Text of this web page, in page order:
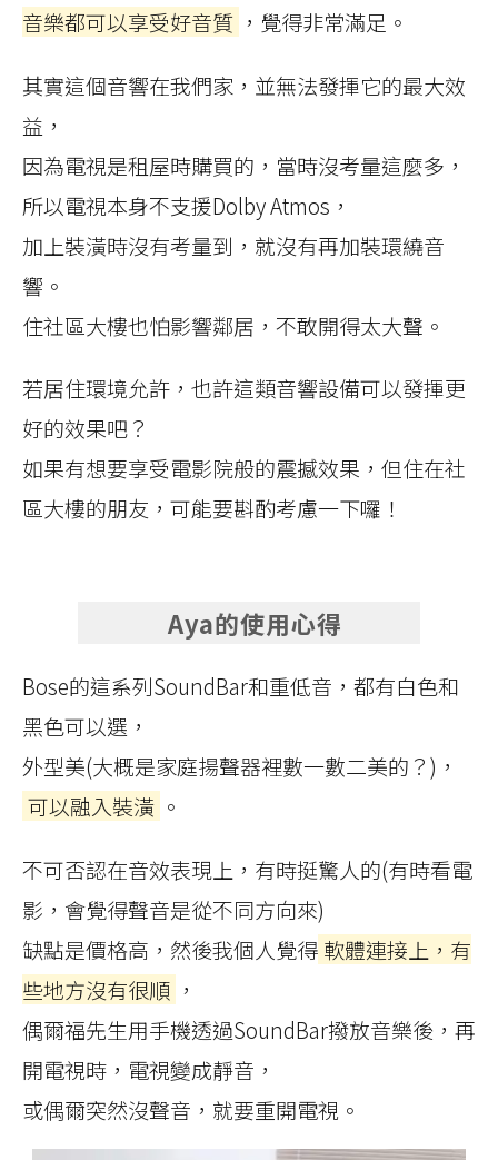
音樂都可以享受好音質 ，覺得非常滿足。
其實這個音響在我們家，並無法發揮它的最大效
益，
因為電視是租屋時購買的，當時沒考量這麼多，
所以電視本身不支援Dolby Atmos，
加上裝潢時沒有考量到，就沒有再加裝環繞音
響。
住社區大樓也怕影響鄰居，不敢開得太大聲。
若居住環境允許，也許這類音響設備可以發揮更
好的效果吧？
如果有想要享受電影院般的震撼效果，但住在社
區大樓的朋友，可能要斟酌考慮一下囉！
Aya的使用心得
Bose的這系列SoundBar和重低音，都有白色和
黑色可以選，
外型美(大概是家庭揚聲器裡數一數二美的？)，
可以融入裝潢 。
不可否認在音效表現上，有時挺驚人的(有時看電
影，會覺得聲音是從不同方向來)
缺點是價格高，然後我個人覺得 軟體連接上，有
些地方沒有很順 ，
偶爾福先生用手機透過SoundBar撥放音樂後，再
開電視時，電視變成靜音，
或偶爾突然沒聲音，就要重開電視。